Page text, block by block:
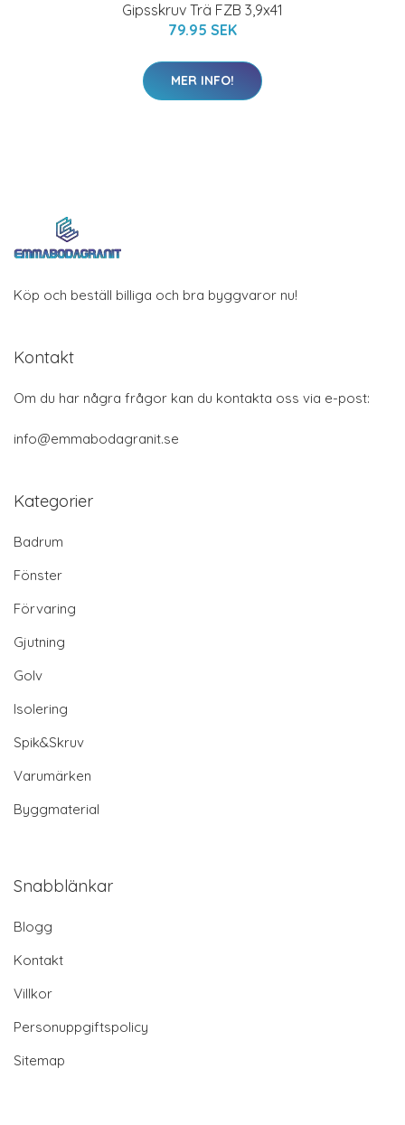
Gipsskruv Trä FZB 3,9x41
79.95 SEK
MER INFO!
Köp och beställ billiga och bra byggvaror nu!
Kontakt
Om du har några frågor kan du kontakta oss via e-post:
info@emmabodagranit.se
Kategorier
Badrum
Fönster
Förvaring
Gjutning
Golv
Isolering
Spik&Skruv
Varumärken
Byggmaterial
Snabblänkar
Blogg
Kontakt
Villkor
Personuppgiftspolicy
Sitemap